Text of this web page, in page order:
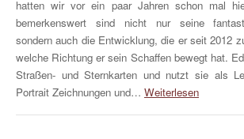
hatten wir vor ein paar Jahren schon mal
bemerkenswert sind nicht nur seine
sondern auch die Entwicklung, die er seit 2012
welche Richtung er sein Schaffen bewegt hat.
Straßen- und Sternkarten und nutzt sie als
Portrait Zeichnungen und… Weiterlesen